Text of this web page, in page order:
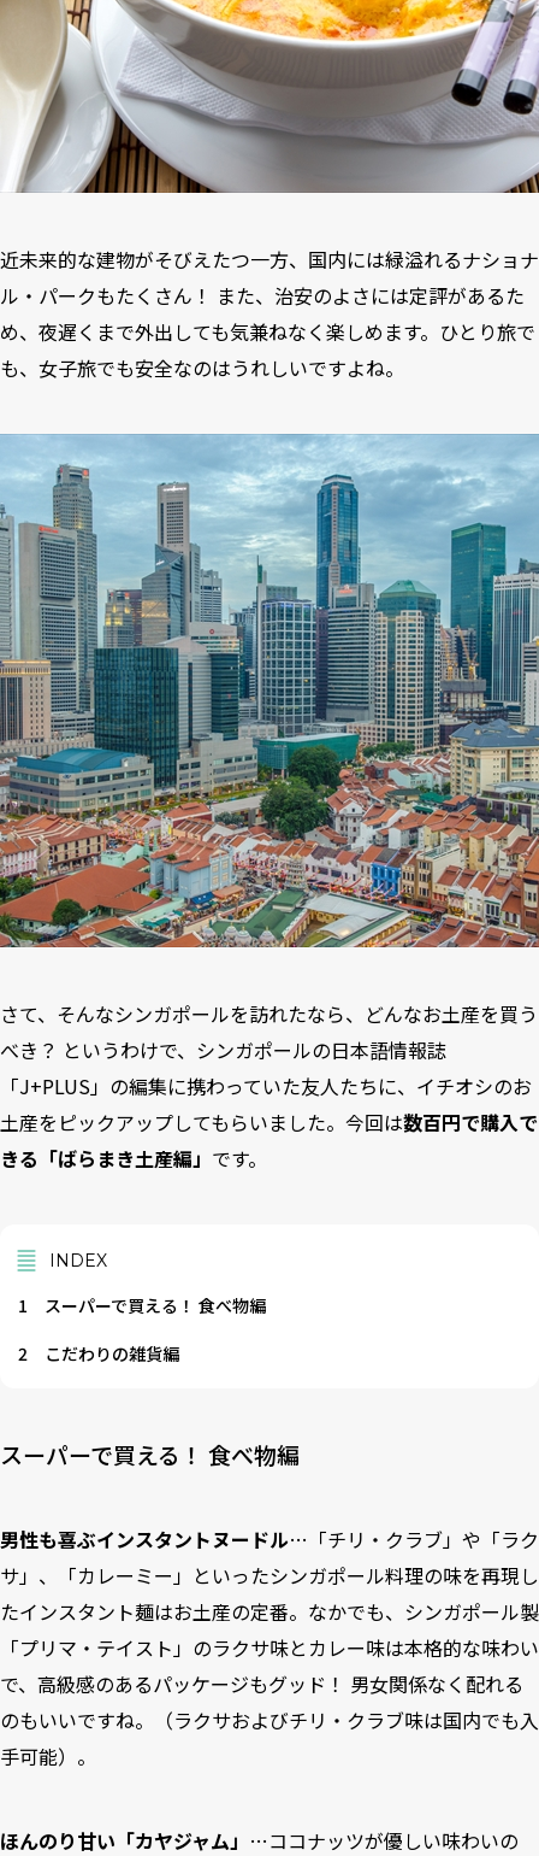
近未来的な建物がそびえたつ一方、国内には緑溢れるナショナ
ル・パークもたくさん！ また、治安のよさには定評があるた
め、夜遅くまで外出しても気兼ねなく楽しめます。ひとり旅で
も、女子旅でも安全なのはうれしいですよね。
さて、そんなシンガポールを訪れたなら、どんなお土産を買う
べき？ というわけで、 シンガポールの日本語情報誌
「J+PLUS」 の編集に携わっていた友人たちに、イチオシのお
土産をピックアップしてもらいました。今回は数百円で購入で
きる「ばらまき土産編」 です。
INDEX
1
スーパーで買える！ 食べ物編
2
こだわりの雑貨編
スーパーで買える！ 食べ物編
男性も喜ぶインスタントヌードル…「チリ・クラブ」や「ラク
サ」、「カレーミー」といったシンガポール料理の味を再現し
たインスタント麺はお土産の定番。なかでも、シンガポール製
「プリマ・テイスト」のラクサ味とカレー味は本格的な味わい
で、高級感のあるパッケージもグッド！ 男女関係なく配れる
のもいいですね。（ラクサおよびチリ・クラブ味は国内でも入
手可能）。
ほんのり甘い「カヤジャム」 …ココナッツが優しい味わいの